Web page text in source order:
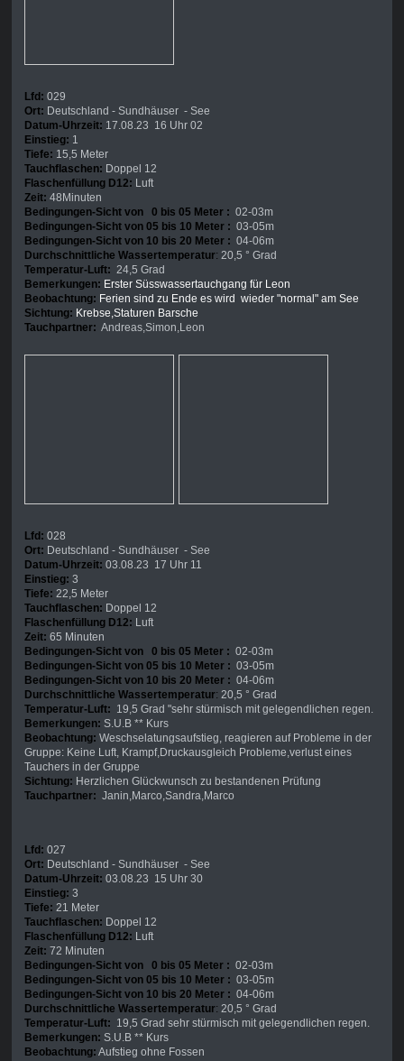
Lfd: 029
Ort: Deutschland - Sundhäuser - See
Datum-Uhrzeit: 17.08.23 16 Uhr 02
Einstieg: 1
Tiefe: 15,5 Meter
Tauchflaschen: Doppel 12
Flaschenfüllung D12: Luft
Zeit: 48Minuten
Bedingungen-Sicht von 0 bis 05 Meter : 02-03m
Bedingungen-Sicht von 05 bis 10 Meter : 03-05m
Bedingungen-Sicht von 10 bis 20 Meter : 04-06m
Durchschnittliche Wassertemperatur: 20,5 ° Grad
Temperatur-Luft: 24,5 Grad
Bemerkungen: Erster Süsswassertauchgang für Leon
Beobachtung: Ferien sind zu Ende es wird wieder "normal" am See
Sichtung: Krebse,Staturen Barsche
Tauchpartner: Andreas,Simon,Leon
Lfd: 028
Ort: Deutschland - Sundhäuser - See
Datum-Uhrzeit: 03.08.23 17 Uhr 11
Einstieg: 3
Tiefe: 22,5 Meter
Tauchflaschen: Doppel 12
Flaschenfüllung D12: Luft
Zeit: 65 Minuten
Bedingungen-Sicht von 0 bis 05 Meter : 02-03m
Bedingungen-Sicht von 05 bis 10 Meter : 03-05m
Bedingungen-Sicht von 10 bis 20 Meter : 04-06m
Durchschnittliche Wassertemperatur: 20,5 ° Grad
Temperatur-Luft: 19,5 Grad "sehr stürmisch mit gelegendlichen regen.
Bemerkungen: S.U.B ** Kurs
Beobachtung: Weschselatungsaufstieg, reagieren auf Probleme in der
Gruppe: Keine Luft, Krampf,Druckausgleich Probleme,verlust eines
Tauchers in der Gruppe
Sichtung: Herzlichen Glückwunsch zu bestandenen Prüfung
Tauchpartner: Janin,Marco,Sandra,Marco
Lfd: 027
Ort: Deutschland - Sundhäuser - See
Datum-Uhrzeit: 03.08.23 15 Uhr 30
Einstieg: 3
Tiefe: 21 Meter
Tauchflaschen: Doppel 12
Flaschenfüllung D12: Luft
Zeit: 72 Minuten
Bedingungen-Sicht von 0 bis 05 Meter : 02-03m
Bedingungen-Sicht von 05 bis 10 Meter : 03-05m
Bedingungen-Sicht von 10 bis 20 Meter : 04-06m
Durchschnittliche Wassertemperatur: 20,5 ° Grad
Temperatur-Luft: 19,5 Grad sehr stürmisch mit gelegendlichen regen.
Bemerkungen: S.U.B ** Kurs
Beobachtung: Aufstieg ohne Fossen